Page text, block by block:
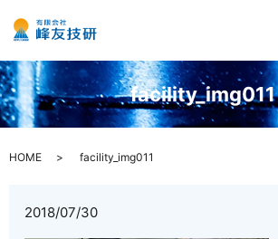
facility_img011
HOME facility_img011
2018/07/30